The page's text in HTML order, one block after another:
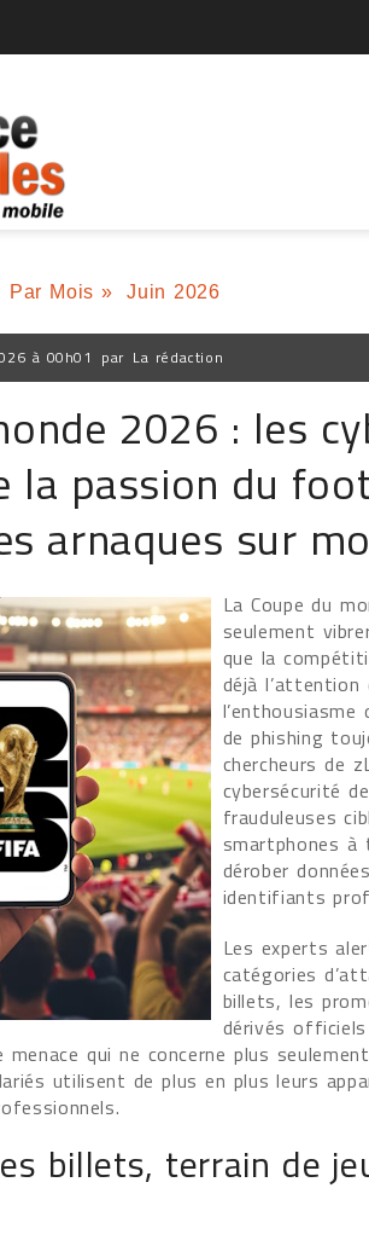
Par Mois » Juin 2026
à 00h01 par La rédaction
2026 : les
la passion du
arnaques sur
La Coupe du
seulement
que la
déjà l’attention
de phishing
chercheurs de
cybersécurité
frauduleuses
smartphones à
dérober
identifiants
Les experts
catégories
billets, les
dérivés
menace qui ne concerne plus
utilisent de plus en plus leurs
billets, terrain de